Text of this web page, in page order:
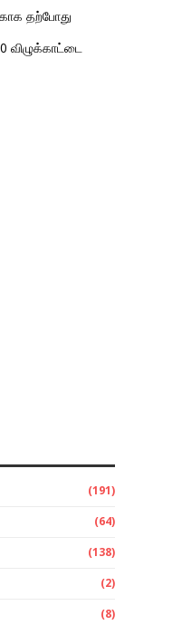
தற்போது
விழுக்காட்டை
(191)
(64)
(138)
(2)
(8)